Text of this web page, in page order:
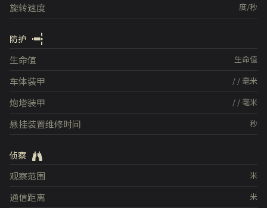
度/秒
旋转速度
防护
生命值
生命值
/ / 毫米
车体装甲
/ / 毫米
炮塔装甲
秒
悬挂装置维修时间
侦察
米
观察范围
米
通信距离